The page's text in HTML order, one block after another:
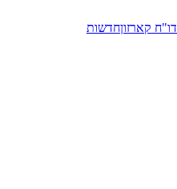
דו"ח קארזוןחדשות